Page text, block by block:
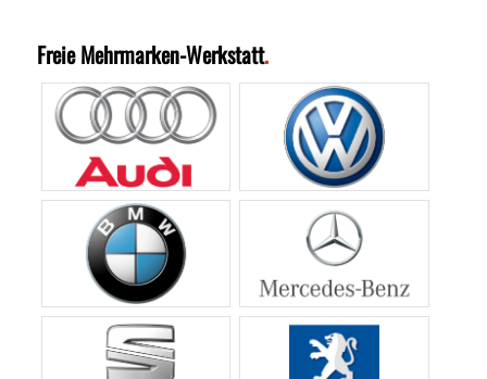
Freie Mehrmarken-Werkstatt.